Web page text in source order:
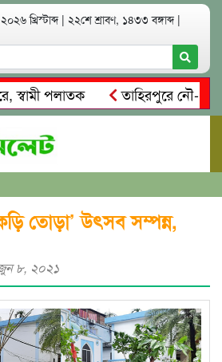
খ্রিস্টাব্দ | ২২শে শ্রাবণ, ১৪৩৩ বঙ্গাব্দ |
পলাতক
তাহিরপুরে নৌ-ধর্মঘট
টাকার সম্পত্তি দখলের চেষ্টা:
তোড়া’ উৎসব সম্পন্ন,
৮, ২০২১